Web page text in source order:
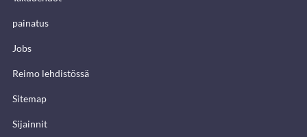
painatus
Jobs
Reimo lehdistössä
Sitemap
Sijainnit